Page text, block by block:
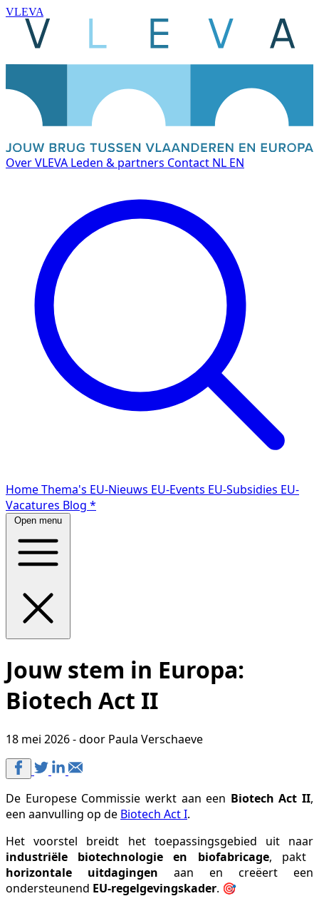
VLEVA
Over VLEVA Leden & partners Contact NL EN
HomeThema's EU-Nieuws EU-Events EU-Subsidies EU-
Vacatures Blog *
Open menu
Jouw stem in Europa:
Biotech Act II
18 mei 2026 - door Paula Verschaeve
De Europese Commissie werkt aan een Biotech Act II,
een aanvulling op de Biotech Act I.
Het voorstel breidt het toepassingsgebied uit naar
industriële biotechnologie en biofabricage, pakt
horizontale uitdagingen aan en creëert een
ondersteunend EU-regelgevingskader. 🎯